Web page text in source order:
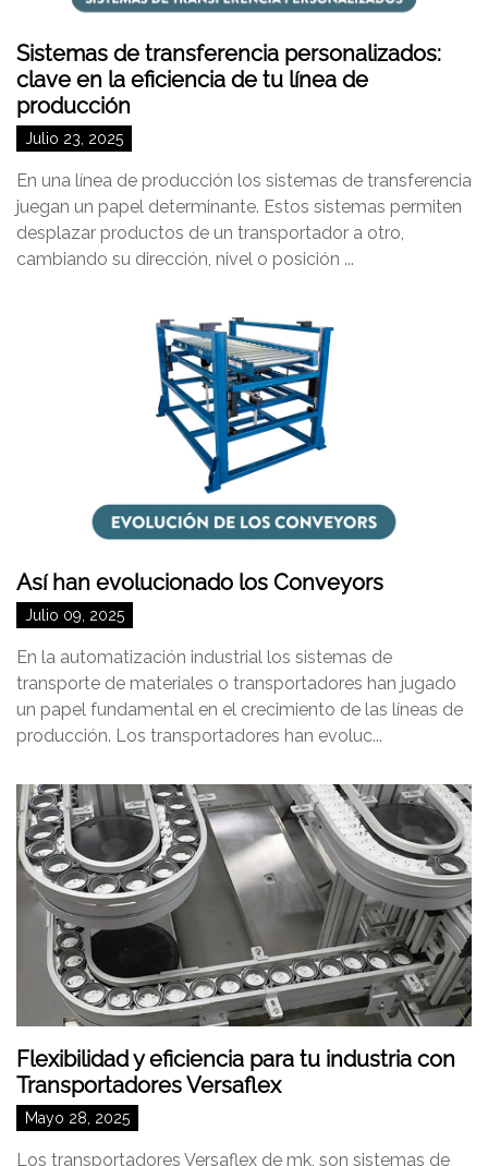
Sistemas de transferencia personalizados:
clave en la eficiencia de tu línea de
producción
Julio 23, 2025
En una línea de producción los sistemas de transferencia
juegan un papel determinante. Estos sistemas permiten
desplazar productos de un transportador a otro,
cambiando su dirección, nivel o posición ...
Así han evolucionado los Conveyors
Julio 09, 2025
En la automatización industrial los sistemas de
transporte de materiales o transportadores han jugado
un papel fundamental en el crecimiento de las líneas de
producción. Los transportadores han evoluc...
Flexibilidad y eficiencia para tu industria con
Transportadores Versaflex
Mayo 28, 2025
Los transportadores Versaflex de mk, son sistemas de